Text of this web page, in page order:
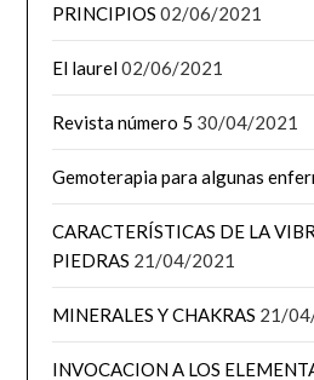
PRINCIPIOS 02/06/2021
El laurel02/06/2021
Revista número 5 30/04/2021
Gemoterapia para algunas
CARACTERÍSTICAS DE LA
PIEDRAS 21/04/2021
MINERALES Y CHAKRAS 21/
INVOCACION A LOS